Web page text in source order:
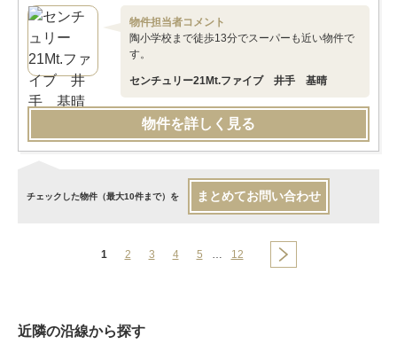
物件担当者コメント
陶小学校まで徒歩13分でスーパーも近い物件で
す。
センチュリー21Mt.ファイブ 井手 基晴
物件を詳しく見る
チェックした物件（最大10件まで）を まとめてお問い合わせ
1 2 3 4 5 … 12
近隣の沿線から探す